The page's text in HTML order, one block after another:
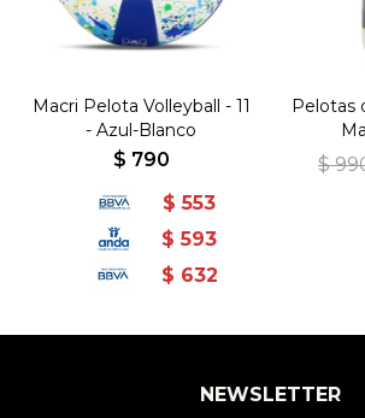
Macri Pelota Volleyball - 11
- Azul-Blanco
$ 790
$ 553
$ 593
$ 632
Pelotas
$
NEWSLETTER